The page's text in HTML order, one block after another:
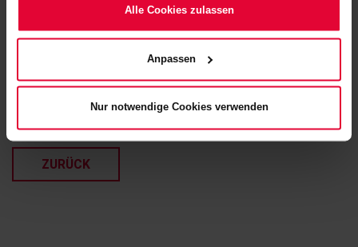
die Einwilligungserklärung zu ändern oder zu widerrufen)
Website) bzw. derDatenschutzerklärung.
Alle Cookies zulassen
Anpassen
Nur notwendige Cookies verwenden
ZURÜCK